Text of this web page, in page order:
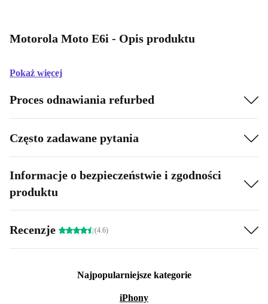
Motorola Moto E6i - Opis produktu
Pokaż więcej
Proces odnawiania refurbed
Często zadawane pytania
Informacje o bezpieczeństwie i zgodności
produktu
Recenzje (4.6)
Najpopularniejsze kategorie
iPhony